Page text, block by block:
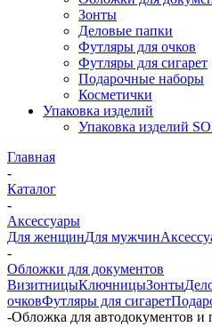
Зонты
Деловые папки
Футляры для очков
Футляры для сигарет
Подарочные наборы
Косметички
Упаковка изделий
Упаковка изделий
Главная
-
Каталог
-
Аксессуары
Для женщинДля мужчин
-
Обложки для документов
ВизитницыКлючницыЗонты
очковФутляры для сигарет
-Обложка для автодокументов